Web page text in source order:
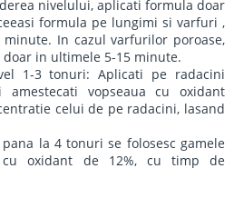
nivelului, aplicati formula doar
formula pe lungimi si varfuri ,
minute. In cazul varfurilor poroase,
in ultimele 5-15 minute.
1-3 tonuri: Aplicati pe radacini
vopseaua cu oxidant
celui de pe radacini, lasand
la 4 tonuri se folosesc gamele
oxidant de 12%, cu timp de